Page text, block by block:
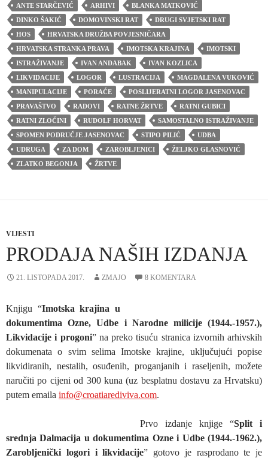
ANTE STARČEVIĆ ARHIVI
BLANKA MATKOVIĆ
DINKO ŠAKIĆ
DOMOVINSKI RAT
DRUGI SVJETSKI RAT
HOS
HRVATSKA DRUŽBA POVJESNIČARA
HRVATSKA STRANKA PRAVA
IMOTSKA KRAJINA
IMOTSKI
ISTRAŽIVANJE
IVAN ANDABAK
IVAN KOZLICA
LIKVIDACIJE
LOGOR LUSTRACIJA
MAGDALENA VUKOVIĆ
MANIPULACIJE
PORAĆE
POSLIJERATNI LOGOR JASENOVAC
PRAVAŠTVO
RADOVI RATNE ŽRTVE
RATNI GUBICI
RATNI ZLOČINI
RUDOLF HORVAT
SAMOSTALNO ISTRAŽIVANJE
SPOMEN PODRUČJE JASENOVAC
STIPO PILIĆ
UDBA
UDRUGA
ZA DOM ZAROBLJENICI
ŽELJKO GLASNOVIĆ
ZLATKO BEGONJA
ŽRTVE
VIJESTI
PRODAJA NAŠIH IZDANJA
21. LISTOPADA 2017. ZMAJO 8 KOMENTARA
Knjigu “Imotska krajina u
dokumentima Ozne, Udbe i Narodne milicije (1944.-1957.),
Likvidacije i progoni” na preko tisuću stranica izvornih arhivskih
dokumenata o svim selima Imotske krajine, uključujući popise
likvidiranih, nestalih, osuđenih, proganjanih i raseljenih, možete
naručiti po cijeni od 300 kuna (uz besplatnu dostavu za Hrvatsku)
putem emaila info@croatiarediviva.com.
Prvo izdanje knjige “Split i
srednja Dalmacija u dokumentima Ozne i Udbe (1944.-1962.),
Zarobljenički logori i likvidacije” gotovo je rasprodano te je